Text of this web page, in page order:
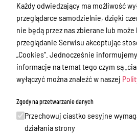
Petycje
Oświadczenia majątkowe
Zamówienia publiczne
Praca w Starostwie
Akty prawne
Informacje, konkursy, ogłoszenia
Plan postępowań o udzielenie
zamówień publicznych
Każdy odwiedzający ma możliwość
przeglądarce samodzielnie, dzięki
nie będą przez nas zbierane lub
przeglądanie Serwisu akceptując
„Cookies”. Jednocześnie
informacje na temat tego czym są
wyłączyć można znaleźć w naszej
Zgody na przetwarzanie danych
Przechowuj ciastko sesyjne
działania strony